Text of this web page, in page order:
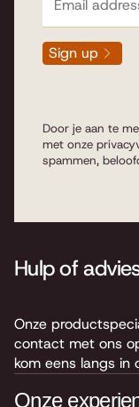
Sign up
Door je aan te
met onze
spammen,
Hulp of
Onze
contact met ons
kom eens langs in
Onze